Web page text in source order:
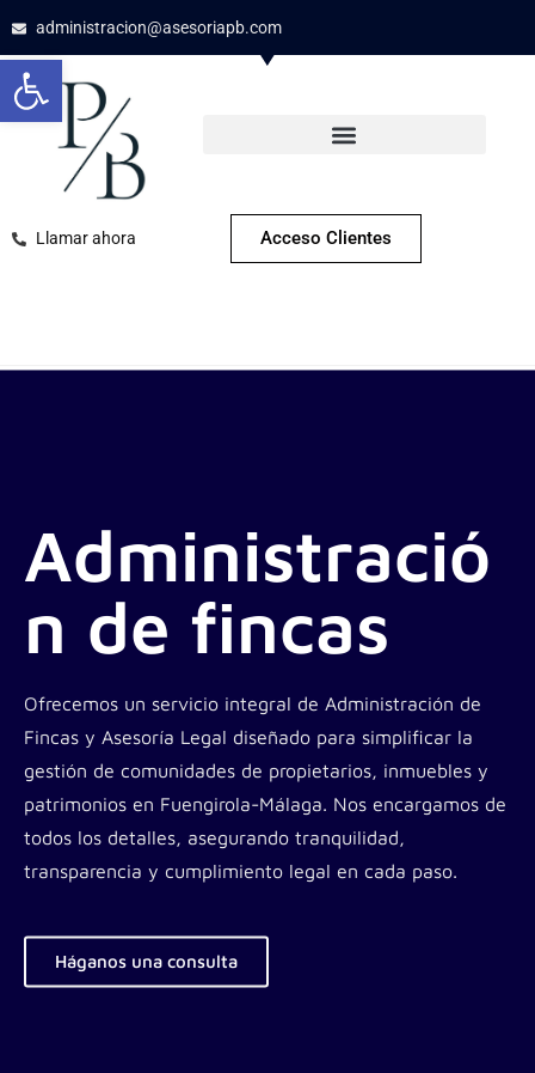
Abrir barra de herramientas
administracion@asesoriapb.com
Llamar ahora Acceso Clientes
Administració
n de fincas
Ofrecemos un servicio integral de Administración de
Fincas y Asesoría Legal diseñado para simplificar la
gestión de comunidades de propietarios, inmuebles y
patrimonios en Fuengirola-Málaga. Nos encargamos de
todos los detalles, asegurando tranquilidad,
transparencia y cumplimiento legal en cada paso.
Háganos una consulta